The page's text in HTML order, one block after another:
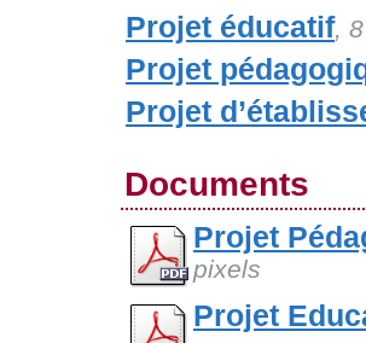
Projet éducatif,
Projet
Projet
Documents
Projet
pixels
Projet